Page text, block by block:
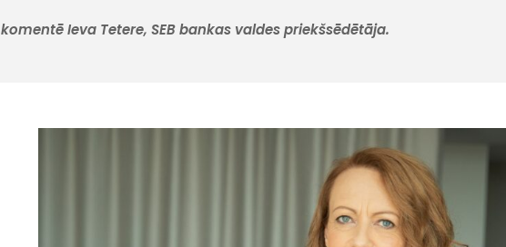
komentē Ieva Tetere, SEB bankas valdes priekšsēdētāja.